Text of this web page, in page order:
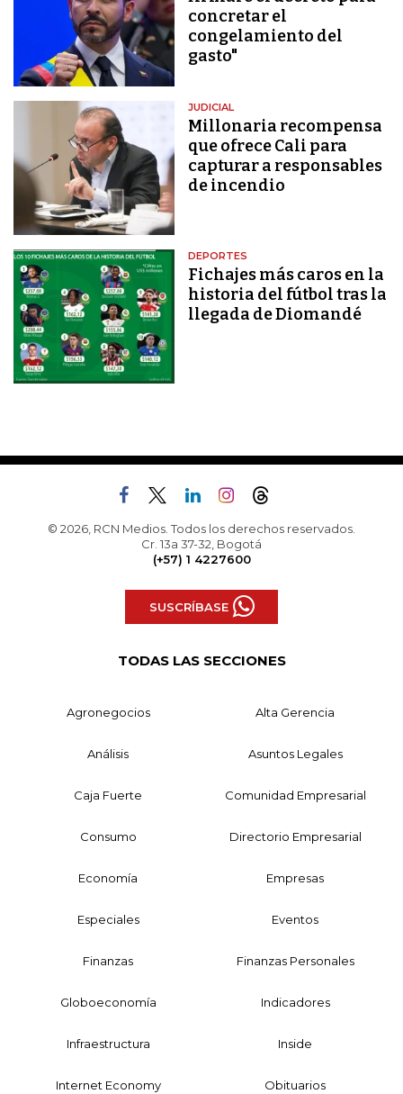
concretar el
congelamiento del
gasto"
JUDICIAL
Millonaria recompensa
que ofrece Cali para
capturar a responsables
de incendio
DEPORTES
Fichajes más caros en la
historia del fútbol tras la
llegada de Diomandé
© 2026, RCN Medios. Todos los derechos reservados.
Cr. 13a 37-32, Bogotá
(+57) 1 4227600
SUSCRÍBASE
TODAS LAS SECCIONES
Agronegocios Alta Gerencia
Análisis Asuntos Legales
Caja Fuerte Comunidad Empresarial
Consumo Directorio Empresarial
Economía Empresas
Especiales Eventos
Finanzas Finanzas Personales
Globoeconomía Indicadores
Infraestructura Inside
Internet Economy Obituarios